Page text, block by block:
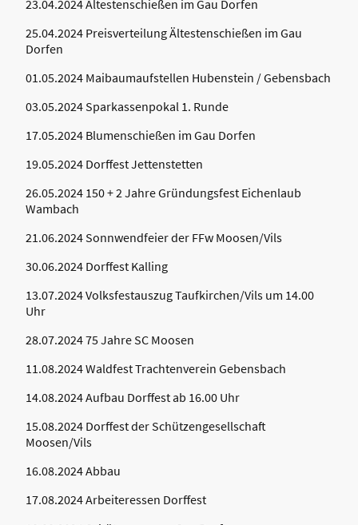
23.04.2024 Ältestenschießen im Gau Dorfen
25.04.2024 Preisverteilung Ältestenschießen im Gau
Dorfen
01.05.2024 Maibaumaufstellen Hubenstein / Gebensbach
03.05.2024 Sparkassenpokal 1. Runde
17.05.2024 Blumenschießen im Gau Dorfen
19.05.2024 Dorffest Jettenstetten
26.05.2024 150 + 2 Jahre Gründungsfest Eichenlaub
Wambach
21.06.2024 Sonnwendfeier der FFw Moosen/Vils
30.06.2024 Dorffest Kalling
13.07.2024 Volksfestauszug Taufkirchen/Vils um 14.00
Uhr
28.07.2024 75 Jahre SC Moosen
11.08.2024 Waldfest Trachtenverein Gebensbach
14.08.2024 Aufbau Dorffest ab 16.00 Uhr
15.08.2024 Dorffest der Schützengesellschaft
Moosen/Vils
16.08.2024 Abbau
17.08.2024 Arbeiteressen Dorffest